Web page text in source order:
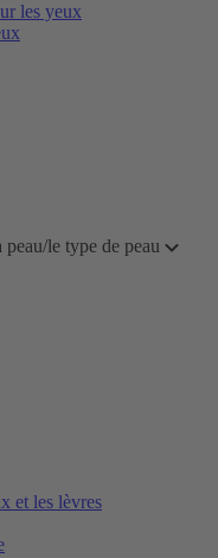
les yeux
peau/le type de peau
et les lèvres